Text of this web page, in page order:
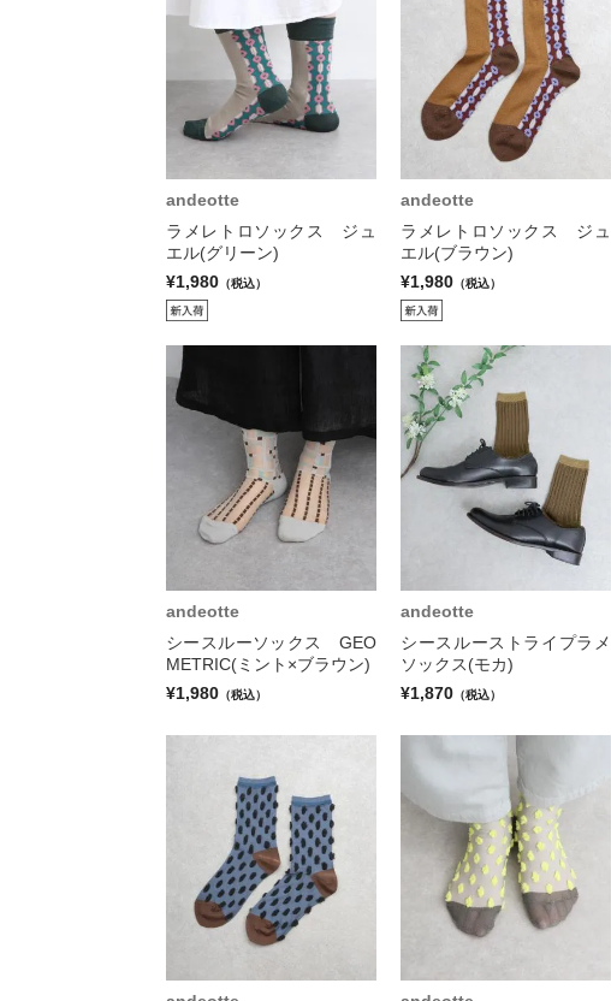
andeotte
ラメレトロソックス ジュ
エル(グリーン)
¥1,980 （税込）
andeotte
ラメレトロソックス ジュ
エル(ブラウン)
¥1,980 （税込）
andeotte
シースルーソックス GEO
METRIC(ミント×ブラウン)
¥1,980 （税込）
andeotte
シースルーストライプラメ
ソックス(モカ)
¥1,870 （税込）